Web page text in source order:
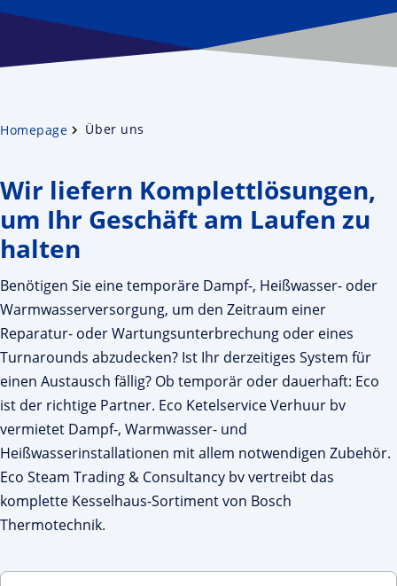
Homepage Über uns
Wir liefern Komplettlösungen,
um Ihr Geschäft am Laufen zu
halten
Benötigen Sie eine temporäre Dampf-, Heißwasser- oder
Warmwasserversorgung, um den Zeitraum einer
Reparatur- oder Wartungsunterbrechung oder eines
Turnarounds abzudecken? Ist Ihr derzeitiges System für
einen Austausch fällig? Ob temporär oder dauerhaft: Eco
ist der richtige Partner. Eco Ketelservice Verhuur bv
vermietet Dampf-, Warmwasser- und
Heißwasserinstallationen mit allem notwendigen Zubehör.
Eco Steam Trading & Consultancy bv vertreibt das
komplette Kesselhaus-Sortiment von Bosch
Thermotechnik.